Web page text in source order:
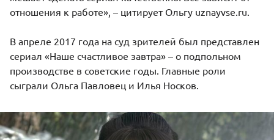
отношения к работе», – цитирует Ольгу uznayvse.ru.
В апреле 2017 года на суд зрителей был представлен
сериал «Наше счастливое завтра» – о подпольном
производстве в советские годы. Главные роли
сыграли Ольга Павловец и Илья Носков